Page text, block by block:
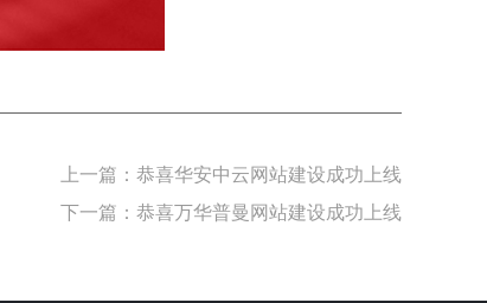
上一篇： 恭喜华安中云网站建设成功上线
下一篇： 恭喜万华普曼网站建设成功上线